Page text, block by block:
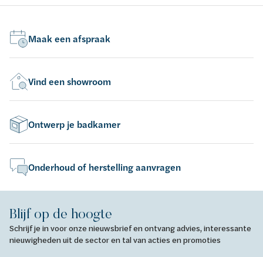
Maak een afspraak
Vind een showroom
Ontwerp je badkamer
Onderhoud of herstelling aanvragen
Blijf op de hoogte
Schrijf je in voor onze nieuwsbrief en ontvang advies, interessante
nieuwigheden uit de sector en tal van acties en promoties